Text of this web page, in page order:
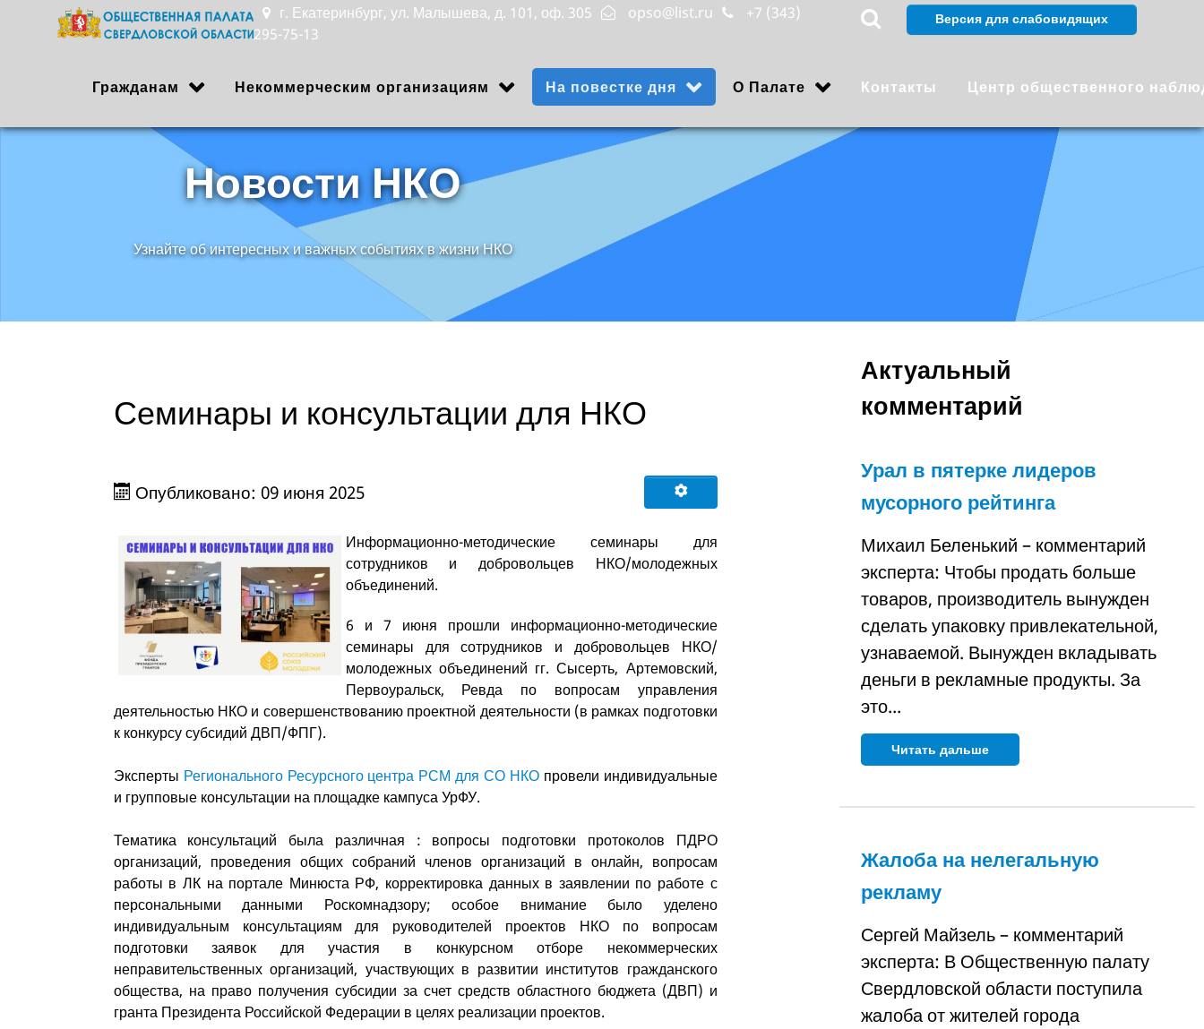
г. Екатеринбург, ул. Малышева, д. 101, оф. 305 opso@list.ru
+7 (343)
295-75-13
Гражданам Некоммерческим организациям На повестке дня О Палате Контакты Центр общественного
Новости НКО
Узнайте об интересных и важных событиях в жизни НКО
Семинары и консультации для НКО
Опубликовано: 09 июня 2025
Информационно-методические семинары для
сотрудников и добровольцев НКО/молодежных
объединений.
6 и 7 июня прошли информационно-методические
семинары для сотрудников и добровольцев НКО/
молодежных объединений гг. Сысерть, Артемовский,
Первоуральск, Ревда по вопросам управления
деятельностью НКО и совершенствованию проектной деятельности (в рамках подготовки
к конкурсу субсидий ДВП/ФПГ).
Эксперты Регионального Ресурсного центра РСМ для СО НКОпровели индивидуальные
и групповые консультации на площадке кампуса УрФУ.
Тематика консультаций была различная : вопросы подготовки протоколов ПДРО
организаций, проведения общих собраний членов организаций в онлайн, вопросам
работы в ЛК на портале Минюста РФ, корректировка данных в заявлении по работе с
персональными данными Роскомнадзору; особое внимание было уделено
индивидуальным консультациям для руководителей проектов НКО по вопросам
подготовки заявок для участия в конкурсном отборе некоммерческих
неправительственных организаций, участвующих в развитии институтов гражданского
общества, на право получения субсидии за счет средств областного бюджета (ДВП) и
гранта Президента Российской Федерации в целях реализации проектов.
Актуальный
комментарий
Урал в пятерке лидеров
мусорного рейтинга
Михаил Беленький – комментарий
эксперта: Чтобы продать больше
товаров, производитель вынужден
сделать упаковку привлекательной,
узнаваемой. Вынужден вкладывать
деньги в рекламные продукты. За
это...
Читать дальше
Жалоба на нелегальную
рекламу
Сергей Майзель – комментарий
эксперта: В Общественную палату
Свердловской области поступила
жалоба от жителей города